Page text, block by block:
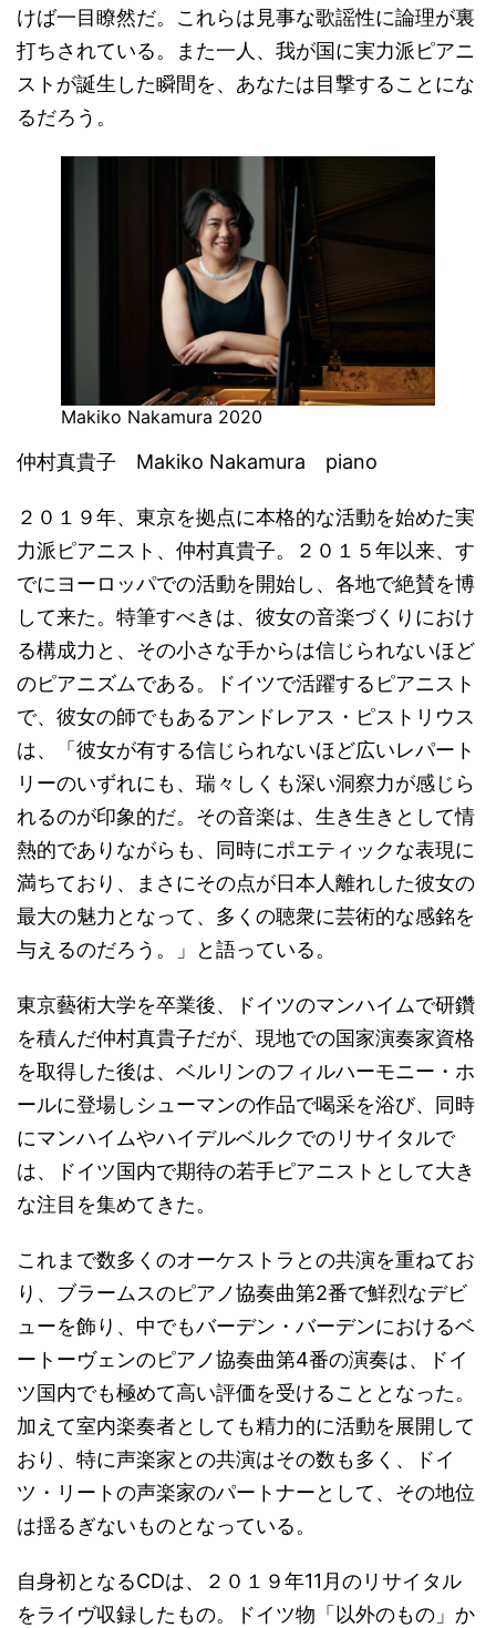
けば一目瞭然だ。これらは見事な歌謡性に論理が裏
打ちされている。また一人、我が国に実力派ピアニ
ストが誕生した瞬間を、あなたは目撃することにな
るだろう。
Makiko Nakamura 2020
仲村真貴子 Makiko Nakamura piano
２０１９年、東京を拠点に本格的な活動を始めた実
力派ピアニスト、仲村真貴子。２０１５年以来、す
でにヨーロッパでの活動を開始し、各地で絶賛を博
して来た。特筆すべきは、彼女の音楽づくりにおけ
る構成力と、その小さな手からは信じられないほど
のピアニズムである。ドイツで活躍するピアニスト
で、彼女の師でもあるアンドレアス・ピストリウス
は、「彼女が有する信じられないほど広いレパート
リーのいずれにも、瑞々しくも深い洞察力が感じら
れるのが印象的だ。その音楽は、生き生きとして情
熱的でありながらも、同時にポエティックな表現に
満ちており、まさにその点が日本人離れした彼女の
最大の魅力となって、多くの聴衆に芸術的な感銘を
与えるのだろう。」と語っている。
東京藝術大学を卒業後、ドイツのマンハイムで研鑽
を積んだ仲村真貴子だが、現地での国家演奏家資格
を取得した後は、ベルリンのフィルハーモニー・ホ
ールに登場しシューマンの作品で喝采を浴び、同時
にマンハイムやハイデルベルクでのリサイタルで
は、ドイツ国内で期待の若手ピアニストとして大き
な注目を集めてきた。
これまで数多くのオーケストラとの共演を重ねてお
り、ブラームスのピアノ協奏曲第2番で鮮烈なデビ
ューを飾り、中でもバーデン・バーデンにおけるベ
ートーヴェンのピアノ協奏曲第4番の演奏は、ドイ
ツ国内でも極めて高い評価を受けることとなった。
加えて室内楽奏者としても精力的に活動を展開して
おり、特に声楽家との共演はその数も多く、ドイ
ツ・リートの声楽家のパートナーとして、その地位
は揺るぎないものとなっている。
自身初となるCDは、２０１９年11月のリサイタル
をライヴ収録したもの。ドイツ物「以外のもの」か